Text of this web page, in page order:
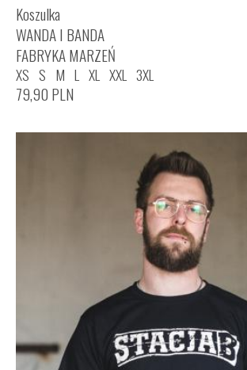
Koszulka
WANDA I BANDA
FABRYKA MARZEŃ
XS S M L XL XXL 3XL
79,90 PLN